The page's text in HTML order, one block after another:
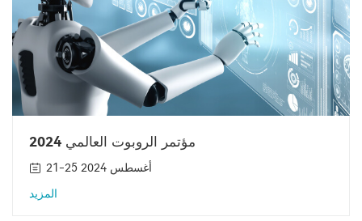
مؤتمر الروبوت العالمي 2024
21-25 أغسطس 2024
المزيد